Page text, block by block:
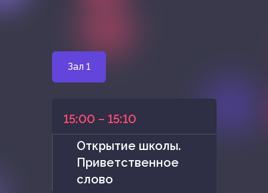
Зал 1
15:00 – 15:10
Открытие школы.
Приветственное
слово